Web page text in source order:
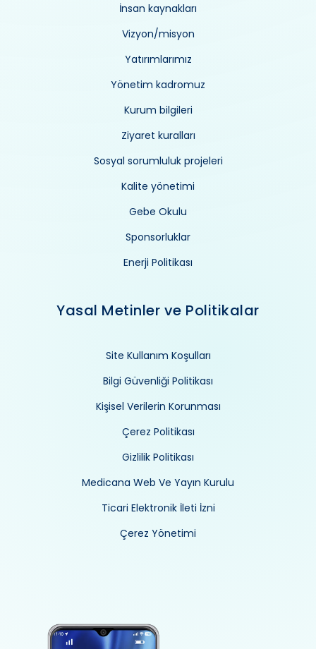
İnsan kaynakları
Vizyon/misyon
Yatırımlarımız
Yönetim kadromuz
Kurum bilgileri
Ziyaret kuralları
Sosyal sorumluluk projeleri
Kalite yönetimi
Gebe Okulu
Sponsorluklar
Enerji Politikası
Yasal Metinler ve Politikalar
Site Kullanım Koşulları
Bilgi Güvenliği Politikası
Kişisel Verilerin Korunması
Çerez Politikası
Gizlilik Politikası
Medicana Web Ve Yayın Kurulu
Ticari Elektronik İleti İzni
Çerez Yönetimi